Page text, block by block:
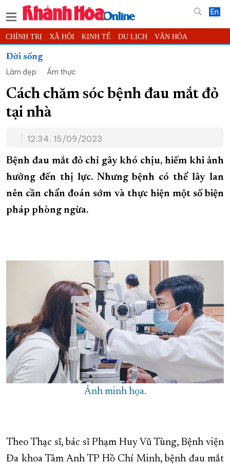
En
CHÍNH TRỊ XÃ HỘI KINH TẾ DU LỊCH VĂN HÓA
THỂ THAO
KHOA HỌC - CÔNG NGHỆ
THẾ GIỚI MULTIMEDIA VIDEO ĐỌC BÁO ONLINE
PODCAST THÔNG TIN - QUẢNG CÁO
TRƯỜNG SA BIỂN ĐẢO QUÊ HƯƠNG
CHUNG TAY CẢI CÁCH HÀNH CHÍNH
XÂY DỰNG NÔNG THÔN MỚI LỊCH CẮT ĐIỆN
TÀU - XE - MÁY BAY
KỶ NIỆM 370 NĂM XÂY DỰNG VÀ PHÁT TRIỂN TỈNH KHÁNH HÒA
TRANG CHỦ VỀ BÁO KHÁNH HÒA
Đời sống
Làm đẹp
Ẩm thực
Cách chăm sóc bệnh đau mắt đỏ
tại nhà
12:34, 15/09/2023
Bệnh đau mắt đỏ chỉ gây khó chịu, hiếm khi ảnh
hưởng đến thị lực. Nhưng bệnh có thể lây lan
nên cần chẩn đoán sớm và thực hiện một số biện
pháp phòng ngừa.
Ảnh minh họa.
Theo Thạc sĩ, bác sĩ Phạm Huy Vũ Tùng, Bệnh viện
Đa khoa Tâm Anh TP Hồ Chí Minh, bệnh đau mắt